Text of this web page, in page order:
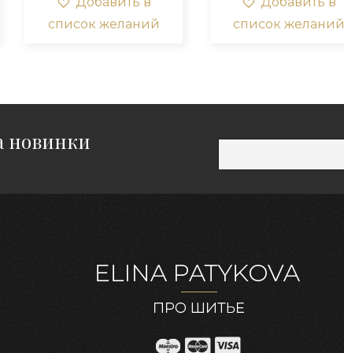
список желаний
список желаний
новинки